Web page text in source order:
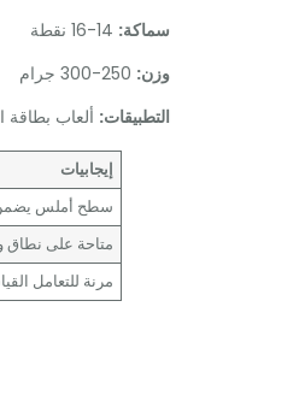
سماكة:
وزن:
التطبيقات: ألعاب
إيجابيات
سطح أملس
متاحة على نطاق
مرنة للتعامل